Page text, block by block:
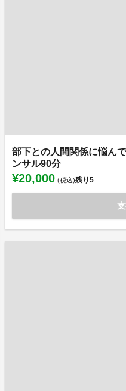
部下との人間関係に悩ん
ンサル90分
¥20,000 (税込)残り5